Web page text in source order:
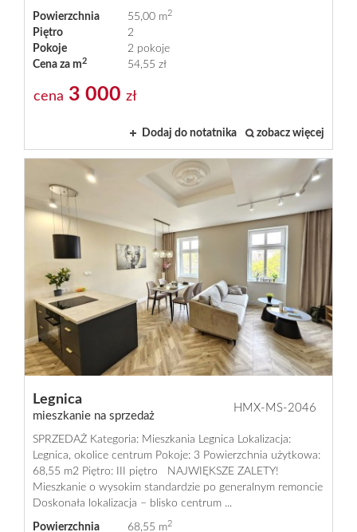
Powierzchnia 55,00 m2
Piętro
2
Pokoje
2 pokoje
Cena za m2 54,55 zł
cena 3 000 zł
Dodaj do notatnika zobacz więcej
Legnica
mieszkanie na sprzedaż
HMX-MS-2046
SPRZEDAŻ Kategoria: Mieszkania Legnica Lokalizacja:
Legnica, okolice centrum Pokoje: 3 Powierzchnia użytkowa:
68,55 m2 Piętro: III piętro NAJWIĘKSZE ZALETY!
Mieszkanie o wysokim standardzie po generalnym remoncie
Doskonała lokalizacja – blisko centrum ...
Powierzchnia 68,55 m2